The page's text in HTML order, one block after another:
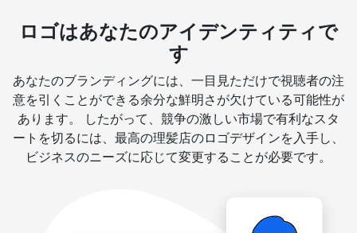
ロゴはあなたのアイデンティティで
す
あなたのブランディングには、一目見ただけで視聴者の注
意を引くことができる余分な鮮明さが欠けている可能性が
あります。 したがって、競争の激しい市場で有利なスタ
ートを切るには、最高の理髪店のロゴデザインを入手し、
ビジネスのニーズに応じて変更することが必要です。